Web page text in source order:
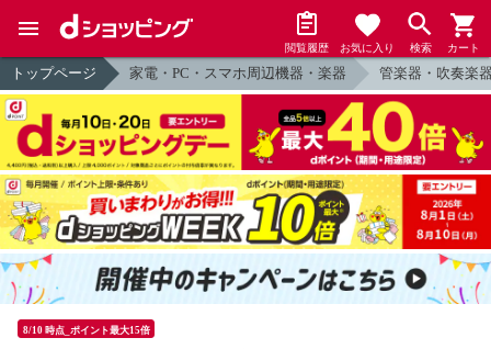
閲覧履歴 お気に入り 検索 カート
トップページ 家電・PC・スマホ周辺機器・楽器 管楽器・吹奏楽
8/10 時点_ポイント最大15倍